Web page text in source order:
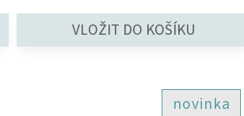
novinka